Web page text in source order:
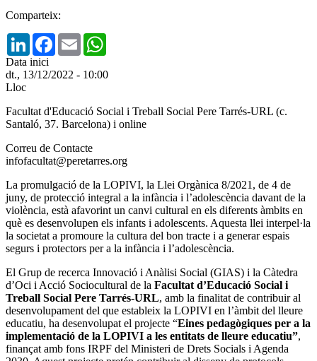
Comparteix:
LinkedInFacebook
Email
Data inici
dt., 13/12/2022 - 10:00
Lloc
Facultat d'Educació Social i Treball Social Pere Tarrés-URL (c.
Santaló, 37. Barcelona) i online
Correu de Contacte
infofacultat@peretarres.org
La promulgació de la LOPIVI, la Llei Orgànica 8/2021, de 4 de
juny, de protecció integral a la infància i l’adolescència davant de la
violència, està afavorint un canvi cultural en els diferents àmbits en
què es desenvolupen els infants i adolescents. Aquesta llei interpel·la
la societat a promoure la cultura del bon tracte i a generar espais
segurs i protectors per a la infància i l’adolescència.
El Grup de recerca Innovació i Anàlisi Social (GIAS) i la Càtedra
d’Oci i Acció Sociocultural de la Facultat d’Educació Social i
Treball Social Pere Tarrés-URL, amb la finalitat de contribuir al
desenvolupament del que estableix la LOPIVI en l’àmbit del lleure
educatiu, ha desenvolupat el projecte “Eines pedagògiques per a la
implementació de la LOPIVI a les entitats de lleure educatiu”,
finançat amb fons IRPF del Ministeri de Drets Socials i Agenda